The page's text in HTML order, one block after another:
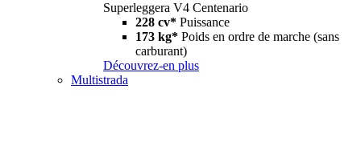
Superleggera V4 Centenario
228 cv* Puissance
173 kg* Poids en ordre de marche (sans
carburant)
Découvrez-en plus
Multistrada